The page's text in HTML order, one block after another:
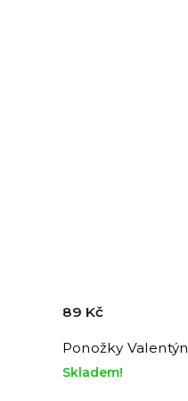
Ponožky Valentýn
Skladem!
89 Kč